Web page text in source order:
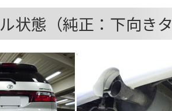
状態（純正：下向きタ